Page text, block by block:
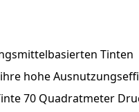
Tinten
hohe
70 Quadratmeter